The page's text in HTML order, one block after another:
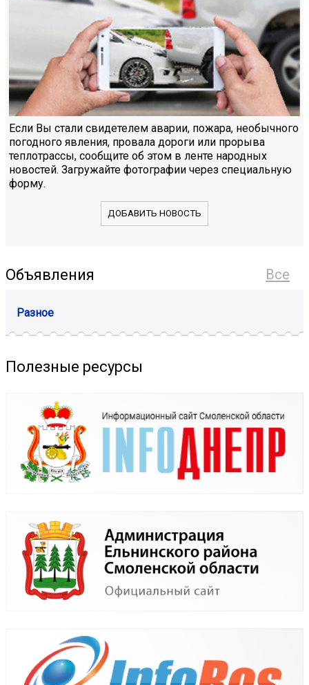
Если Вы стали свидетелем аварии, пожара, необычного
погодного явления, провала дороги или прорыва
теплотрассы, сообщите об этом в ленте народных
новостей. Загружайте фотографии через специальную
форму.
ДОБАВИТЬ НОВОСТЬ
Все
Объявления
Разное
Полезные ресурсы